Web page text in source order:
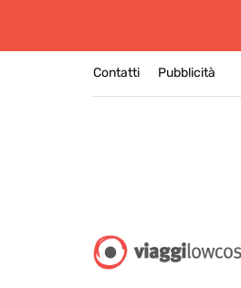
Contatti Pubblicità